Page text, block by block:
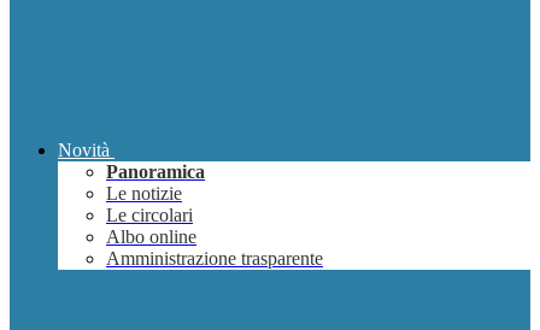
Novità
Panoramica
Le notizie
Le circolari
Albo online
Amministrazione trasparente